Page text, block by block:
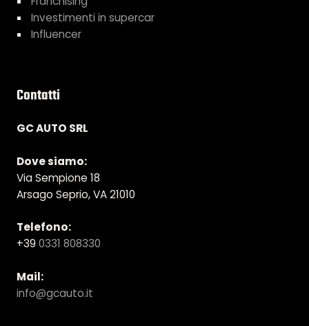
Investimenti in supercar
Influencer
Contatti
GC AUTO SRL
Dove siamo:
Via Sempione 18
Arsago Seprio, VA 21010
Telefono:
+39 0331 808330
Mail:
info@gcauto.it